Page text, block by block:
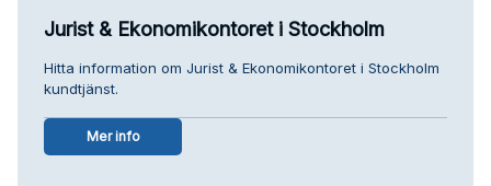
Jurist & Ekonomikontoret i Stockholm
Hitta information om Jurist & Ekonomikontoret i Stockholm
kundtjänst.
Mer info